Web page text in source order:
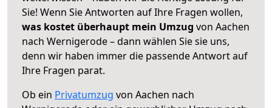
Sie! Wenn Sie Antworten auf Ihre Fragen wollen,
was kostet überhaupt mein Umzug von Aachen
nach Wernigerode – dann wählen Sie sie uns,
denn wir haben immer die passende Antwort auf
Ihre Fragen parat.
Ob ein Privatumzug von Aachen nach